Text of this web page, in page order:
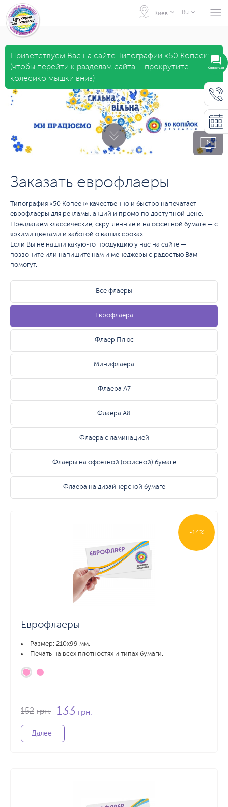
Киев Ru
Приветствуем Вас на сайте Типографии «50 Копеек»
(чтобы перейти к разделам сайта – прокрутите
колесико мышки вниз)
Заказать еврофлаеры
Типография «50 Копеек» качественно и быстро напечатает
еврофлаеры для рекламы, акций и промо по доступной цене.
Предлагаем классические, скруглённые и на офсетной бумаге — с
яркими цветами и заботой о ваших сроках.
Если Вы не нашли какую-то продукцию у нас на сайте —
позвоните или напишите нам и менеджеры с радостью Вам
помогут.
Все флаеры
Еврофлаера
Флаер Плюс
Минифлаера
Флаера А7
Флаера А8
Флаера с ламинацией
Флаеры на офсетной (офисной) бумаге
Флаера на дизайнерской бумаге
-14%
Еврофлаеры
Размер: 210х99 мм.
Печать на всех плотностях и типах бумаги.
152 грн. 133 грн.
Далее
Связаться